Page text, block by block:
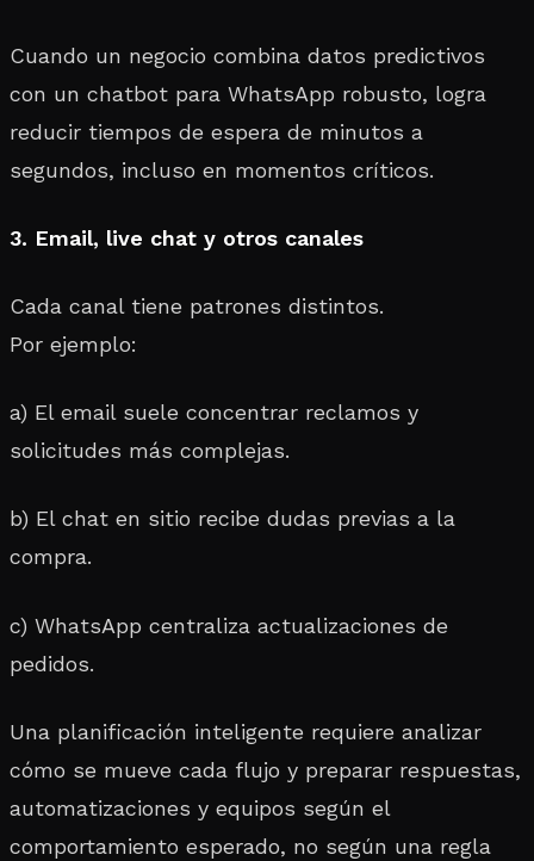
Cuando un negocio combina datos predictivos
con un chatbot para WhatsApp robusto, logra
reducir tiempos de espera de minutos a
segundos, incluso en momentos críticos.
3. Email, live chat y otros canales
Cada canal tiene patrones distintos.
Por ejemplo:
a) El email suele concentrar reclamos y
solicitudes más complejas.
b) El chat en sitio recibe dudas previas a la
compra.
c) WhatsApp centraliza actualizaciones de
pedidos.
Una planificación inteligente requiere analizar
cómo se mueve cada flujo y preparar respuestas,
automatizaciones y equipos según el
comportamiento esperado, no según una regla